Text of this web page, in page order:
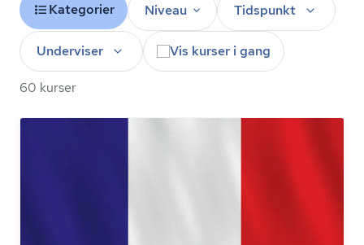
Kategorier Niveau Tidspunkt
Underviser Vis kurser i gang
60 kurser